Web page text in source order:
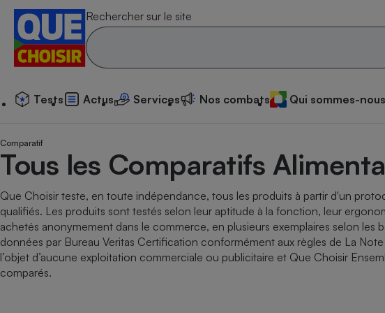
Rechercher sur le site
Tests Actus Services Nos combats Qui sommes-
Tests Actus Services Nos combats
Comparatif
Tous les Comparatifs
Que Choisir teste, en toute indépendance, tous les produits à partir d'un
qualifiés. Les produits sont testés selon leur aptitude à la fonction, leur
achetés anonymement dans le commerce, en plusieurs exemplaires selon
données par Bureau Veritas Certification conformément aux règles de La Note
l’objet d’aucune exploitation commerciale ou publicitaire et Que Choisir
comparés.
Comparateur
supermarchés
Comparateur
Comparatif pneus
supermarchés
Magasin - Grande surface
Marketing - Fidélisation
Système judiciaire
Comparatif lave-
Comparateur Gaz &
gratuit
Air
Déchet
Comparateur box
Achat - Vente - Travaux
Location
Sport
Vacances - Tourisme
Comparatif
cosmétiques
Comparatif brosse
électrique
Démarche administrative
Senior
Service marchand
Transport aérien
Toutes les actualités
Enquêtes
Guides d'achat
Conseils
Brèves
Tous les services
Soumettre un litige
Lettres types
Rencontrer une association locale
Tous nos combats
Nos actions
Nos grandes victoires
Les billets de la présidente
Nos associations locales
Nous rejoindre
L’association
Nos missions
Notre méthodologie
Notre financement
Nos partenaires
Nous rejoindre